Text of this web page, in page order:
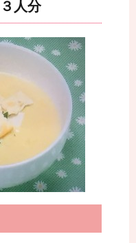
人分